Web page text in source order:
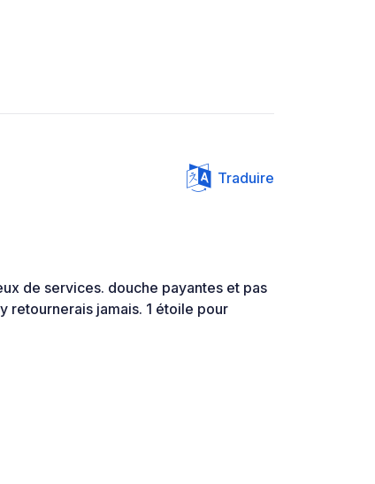
Traduire
de services. douche payantes et pas
retournerais jamais. 1 étoile pour